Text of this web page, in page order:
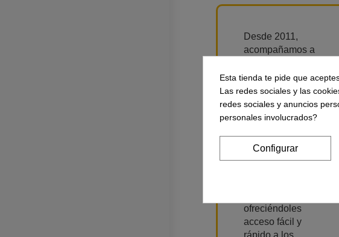
Desde 2011,
acompañamos a
educativos en la
implementación
de soluciones de
electrónica
También
apoyamos a
ofreciéndoles
acceso fácil y
Esta tienda te pide que
Las redes sociales y las
redes sociales y anuncios
personales involucrados?
Configurar